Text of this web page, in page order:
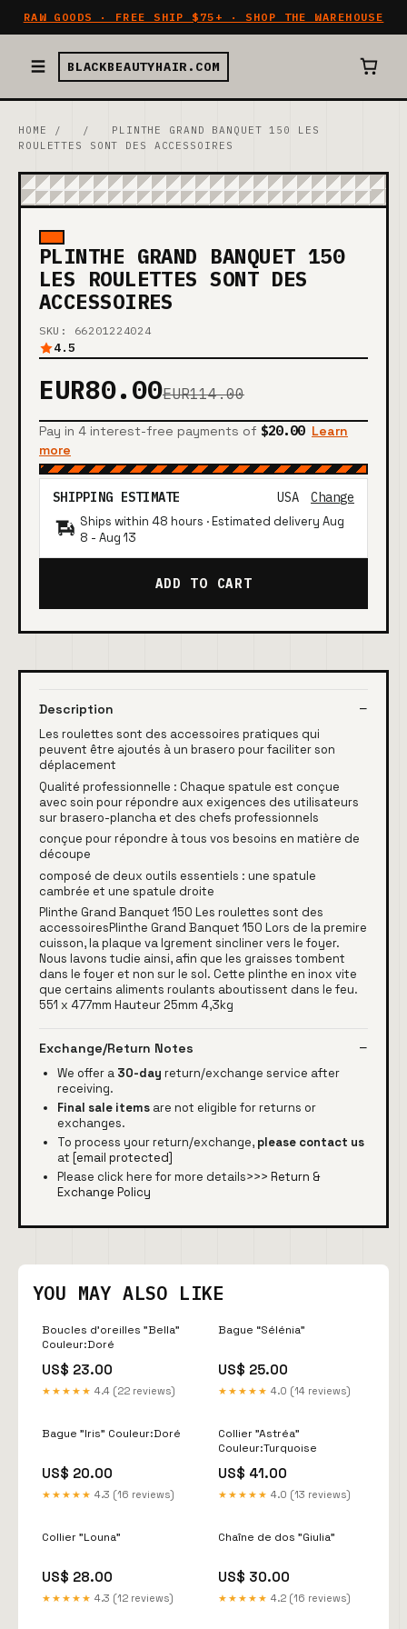
RAW GOODS · FREE SHIP $75+ · SHOP THE WAREHOUSE
BLACKBEAUTYHAIR.COM
HOME / /
PLINTHE GRAND BANQUET 150 LES
ROULETTES SONT DES ACCESSOIRES
PLINTHE GRAND BANQUET 150
LES ROULETTES SONT DES
ACCESSOIRES
SKU: 66201224024
4.5
EUR80.00EUR114.00
Pay in 4 interest-free payments of $20.00 Learn
more
SHIPPING ESTIMATE USA Change
Ships within 48 hours · Estimated delivery Aug
8 - Aug 13
ADD TO CART
Description
Les roulettes sont des accessoires pratiques qui
peuvent être ajoutés à un brasero pour faciliter son
déplacement
Qualité professionnelle : Chaque spatule est conçue
avec soin pour répondre aux exigences des utilisateurs
sur brasero-plancha et des chefs professionnels
conçue pour répondre à tous vos besoins en matière de
découpe
composé de deux outils essentiels : une spatule
cambrée et une spatule droite
Plinthe Grand Banquet 150 Les roulettes sont des
accessoiresPlinthe Grand Banquet 150 Lors de la premire
cuisson, la plaque va lgrement sincliner vers le foyer.
Nous lavons tudie ainsi, afin que les graisses tombent
dans le foyer et non sur le sol. Cette plinthe en inox vite
que certains aliments roulants aboutissent dans le feu.
551 x 477mm Hauteur 25mm 4,3kg
Exchange/Return Notes
We offer a 30-day return/exchange service after
receiving.
Final sale items are not eligible for returns or
exchanges.
To process your return/exchange, please contact us
at [email protected]
Please click here for more details>>> Return &
Exchange Policy
YOU MAY ALSO LIKE
Boucles d'oreilles "Bella"
Couleur:Doré
US$ 23.00
★★★★★ 4.4 (22 reviews)
Bague “Sélénia”
US$ 25.00
★★★★★ 4.0 (14 reviews)
Bague "Iris" Couleur:Doré
US$ 20.00
★★★★★ 4.3 (16 reviews)
Collier "Astréa"
Couleur:Turquoise
US$ 41.00
★★★★★ 4.0 (13 reviews)
Collier "Louna"
US$ 28.00
★★★★★ 4.3 (12 reviews)
Chaîne de dos "Giulia"
US$ 30.00
★★★★★ 4.2 (16 reviews)